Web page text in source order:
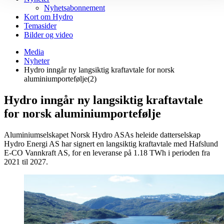
Nyhetsabonnement
Kort om Hydro
Temasider
Bilder og video
Media
Nyheter
Hydro inngår ny langsiktig kraftavtale for norsk
aluminiumportefølje(2)
Hydro inngår ny langsiktig kraftavtale
for norsk aluminiumportefølje
Aluminiumselskapet Norsk Hydro ASAs heleide datterselskap
Hydro Energi AS har signert en langsiktig kraftavtale med Hafslund
E-CO Vannkraft AS, for en leveranse på 1.18 TWh i perioden fra
2021 til 2027.